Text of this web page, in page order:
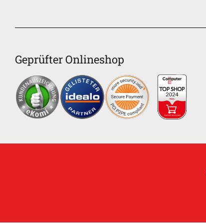
Geprüfter Onlineshop